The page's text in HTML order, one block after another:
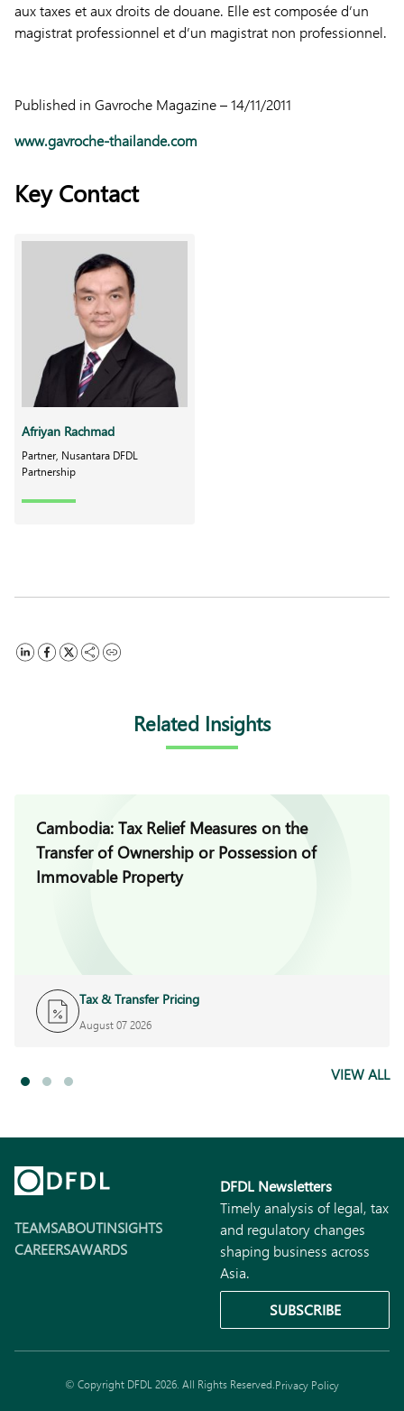
aux taxes et aux droits de douane. Elle est composée d’un
magistrat professionnel et d’un magistrat non professionnel.
Published in Gavroche Magazine – 14/11/2011
www.gavroche-thailande.com
Key Contact
Afriyan Rachmad
Partner, Nusantara DFDL
Partnership
Related Insights
Cambodia: Tax Relief Measures on the
Transfer of Ownership or Possession of
Immovable Property
Tax & Transfer Pricing
August 07 2026
VIEW ALL
TEAMSABOUTINSIGHTS
CAREERSAWARDS
DFDL Newsletters
Timely analysis of legal, tax
and regulatory changes
shaping business across
Asia.
SUBSCRIBE
© Copyright DFDL 2026. All Rights Reserved.Privacy Policy